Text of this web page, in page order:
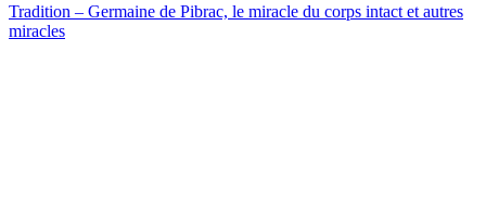
Tradition – Germaine de Pibrac, le miracle du corps intact et autres
miracles